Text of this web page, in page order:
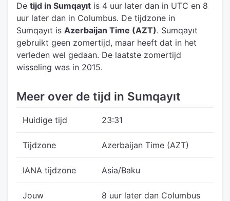
De tijd in Sumqayıt is 4 uur later dan in UTC en 8
uur later dan in Columbus. De tijdzone in
Sumqayıt is Azerbaijan Time (AZT). Sumqayıt
gebruikt geen zomertijd, maar heeft dat in het
verleden wel gedaan. De laatste zomertijd
wisseling was in 2015.
Meer over de tijd in Sumqayıt
Huidige tijd 23:31
Tijdzone Azerbaijan Time (AZT)
IANA tijdzone Asia/Baku
Jouw
8 uur later dan Columbus